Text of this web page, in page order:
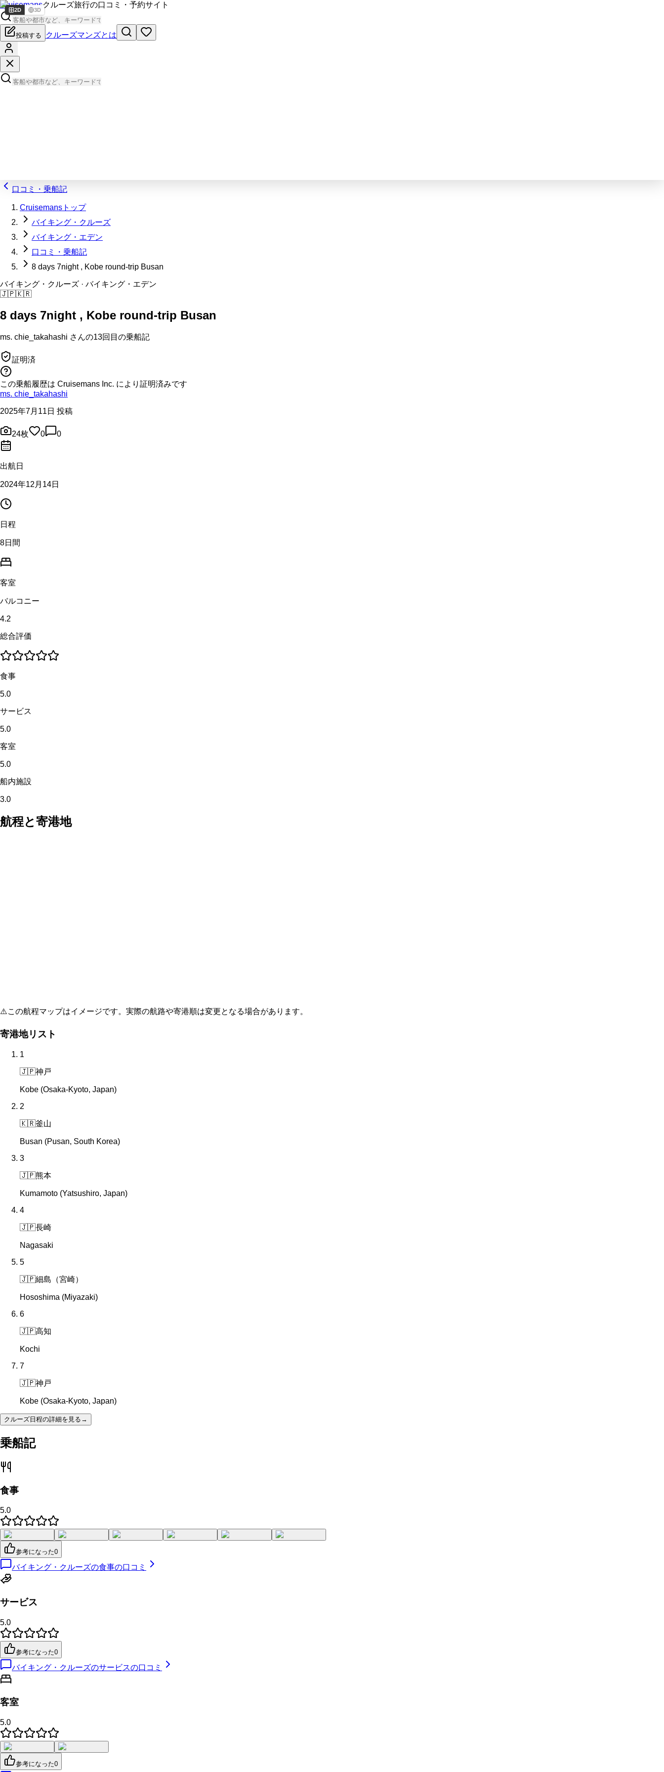
Cruisemansクルーズ旅行の口コミ・予約サイト
投稿する クルーズマンズとは
口コミ・乗船記
Cruisemansトップ
バイキング・クルーズ
バイキング・エデン
口コミ・乗船記
8 days 7night , Kobe round-trip Busan
バイキング・クルーズ · バイキング・エデン
🇯🇵🇰🇷
8 days 7night , Kobe round-trip Busan
ms. chie_takahashi さんの13回目の乗船記
証明済
この乗船履歴は Cruisemans Inc. により証明済みです
ms. chie_takahashi
2025年7月11日 投稿
24枚 0 0
出航日
2024年12月14日
日程
8日間
客室
バルコニー
4.2
総合評価
食事
5.0
サービス
5.0
客室
5.0
船内施設
3.0
航程と寄港地
2D 3D
⚠️この航程マップはイメージです。実際の航路や寄港順は変更となる場合があります。
寄港地リスト
1
🇯🇵神戸
Kobe (Osaka-Kyoto, Japan)
2
🇰🇷釜山
Busan (Pusan, South Korea)
3
🇯🇵熊本
Kumamoto (Yatsushiro, Japan)
4
🇯🇵長崎
Nagasaki
5
🇯🇵細島（宮崎）
Hososhima (Miyazaki)
6
🇯🇵高知
Kochi
7
🇯🇵神戸
Kobe (Osaka-Kyoto, Japan)
クルーズ日程の詳細を見る →
乗船記
食事
5.0
参考になった0
バイキング・クルーズの食事の口コミ
サービス
5.0
参考になった0
バイキング・クルーズのサービスの口コミ
客室
5.0
参考になった0